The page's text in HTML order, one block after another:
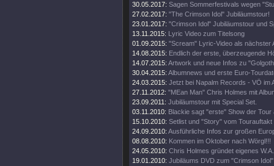
30.05.2017: Sagen Sommerfestivals wegen
27.02.2017: "The Crimson Idol" Jubiläumstour!
23.01.2017: "Crimson Idol" Jubiläumstour und
13.11.2015: Lyric Video zum Titelsong
01.09.2015: "Scream" Lyric-Video als nächster
14.08.2015: Endlich der erste, überzeugende
14.07.2015: Artwork und neue Infos zu
30.04.2015: Albumnews und erste Euro-
24.03.2015: Jetzt bei Napalm Records - VÖ im
27.11.2012: "MEan Man" Chris Holmes mit
23.09.2011: Jubiläumstour mit Special Set.
03.11.2010: Blackie sagt "erste" Show der Tour
15.10.2010: Setlist und "Story" vom Tourauftakt
24.09.2010: Ausführliche Infos zur großen
08.08.2010: Kommen im Oktober nach Wörgl!!!
24.05.2010: Chris Holmes gründet eigenes
19.01.2010: Jubiläums DVD zum "Crimson